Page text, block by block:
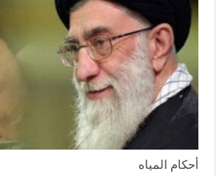
أحكام المياه